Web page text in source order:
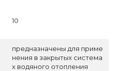
10
предназначены для приме
нения в закрытых система
х водяного отопления